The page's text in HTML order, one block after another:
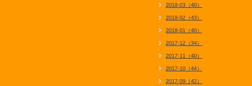
2018-03（40）
2018-02（43）
2018-01（40）
2017-12（34）
2017-11（40）
2017-10（44）
2017-09（42）